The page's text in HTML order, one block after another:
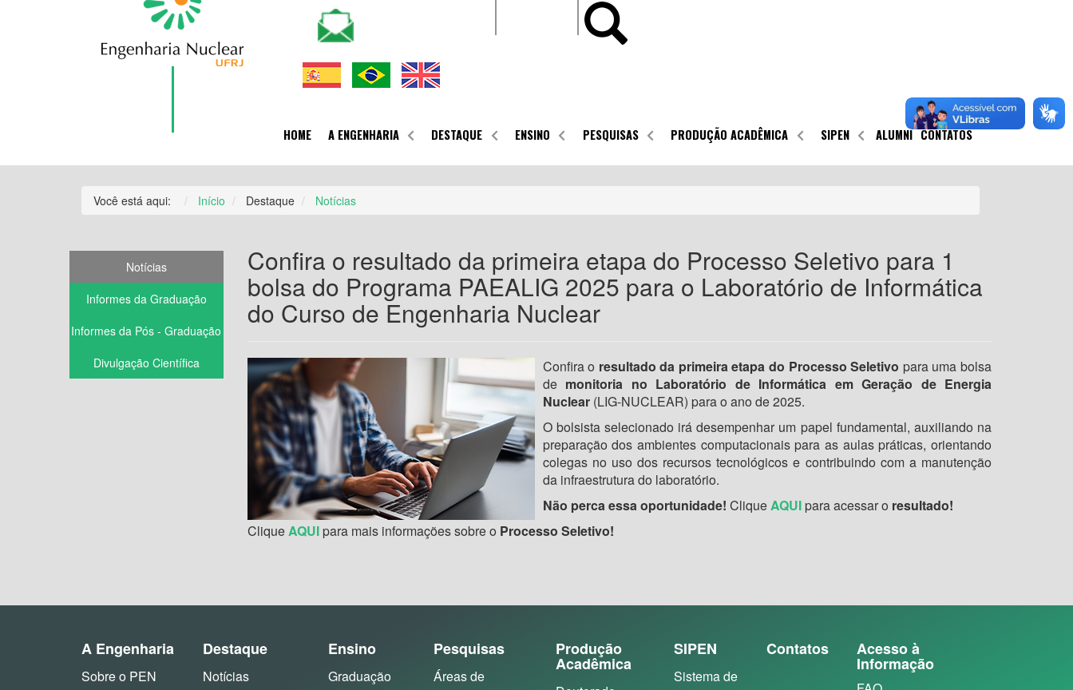
HOME A ENGENHARIA DESTAQUE ENSINO PESQUISAS PRODUÇÃO ACADÊMICA SIPEN ALUMNI CONTATOS
Você está aqui: Início Destaque Notícias
Notícias
Informes da Graduação
Informes da Pós - Graduação
Divulgação Científica
Confira o resultado da primeira etapa do Processo Seletivo para 1
bolsa do Programa PAEALIG 2025 para o Laboratório de Informática
do Curso de Engenharia Nuclear
Confira o resultado da primeira etapa do Processo Seletivo para uma bolsa
de monitoria no Laboratório de Informática em Geração de Energia
Nuclear(LIG-NUCLEAR) para o ano de 2025.
O bolsista selecionado irá desempenhar um papel fundamental, auxiliando na
preparação dos ambientes computacionais para as aulas práticas, orientando
colegas no uso dos recursos tecnológicos e contribuindo com a manutenção
da infraestrutura do laboratório.
Não perca essa oportunidade! CliqueAQUIpara acessar o resultado!
CliqueAQUIpara mais informações sobre o Processo Seletivo!
A Engenharia
Sobre o PEN
Destaque
Notícias
Ensino
Graduação
Pesquisas
Áreas de
Produção
Acadêmica
SIPEN
Sistema de
Contatos Acesso à
Informação